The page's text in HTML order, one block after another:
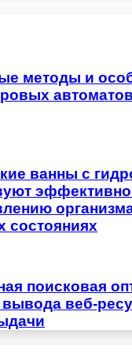
методы и
ванны с
состояниях
поисковая
вывода веб-